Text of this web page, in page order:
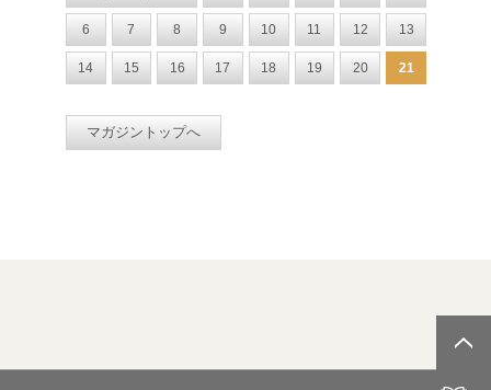
6 7 8 9 10 11 12 13
14 15 16 17 18 19 20 21
マガジントップへ